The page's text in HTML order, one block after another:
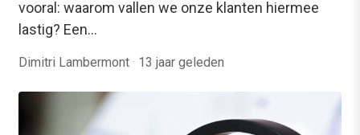
vooral: waarom vallen we onze klanten hiermee
lastig? Een…
Dimitri Lambermont · 13 jaar geleden